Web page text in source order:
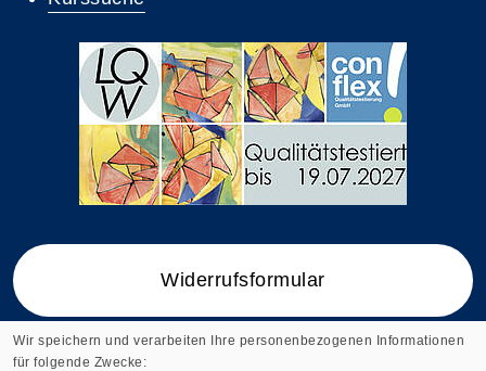
Widerrufsformular
Wir speichern und verarbeiten Ihre personenbezogenen Informationen
für folgende Zwecke: